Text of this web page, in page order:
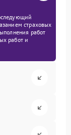
страховых
работ
работ и